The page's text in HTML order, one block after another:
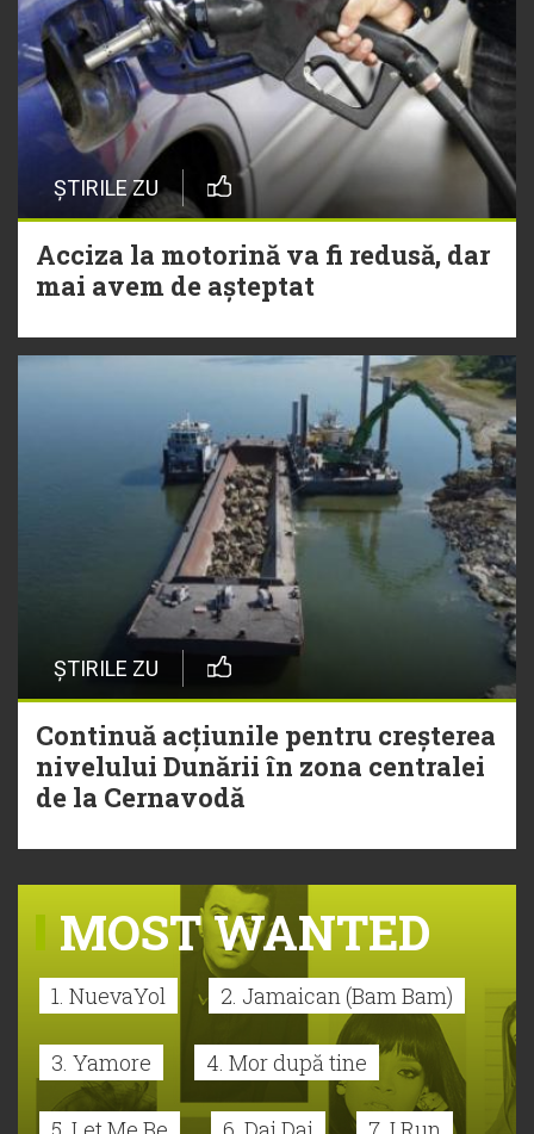
ȘTIRILE ZU
Acciza la motorină va fi redusă, dar
mai avem de așteptat
ȘTIRILE ZU
Continuă acțiunile pentru creșterea
nivelului Dunării în zona centralei
de la Cernavodă
MOST WANTED
1. NuevaYol 2. Jamaican (Bam Bam)
3. Yamore 4. Mor după tine